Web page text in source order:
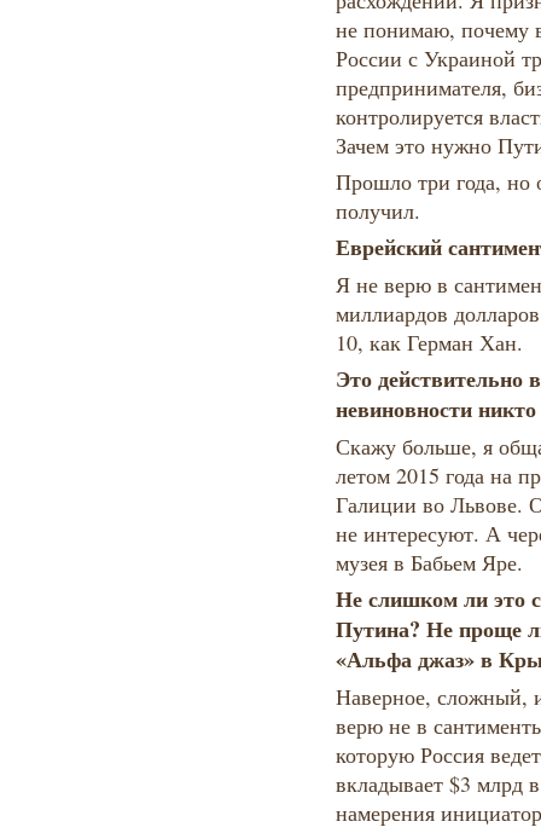
не понимаю, почему
России с Украиной
предпринимателя,
контролируется
Зачем это нужно
Прошло три года, но
получил.
Еврейский
Я не верю в
миллиардов
10, как Герман
Это действительно
невиновности
Скажу больше, я
летом 2015 года на
Галиции во Львове.
не интересуют. А
музея в Бабьем Яре.
Не слишком ли это
Путина? Не проще
«Альфа джаз» в
Наверное, сложный,
верю не в
которую Россия
вкладывает $3 млрд
намерения